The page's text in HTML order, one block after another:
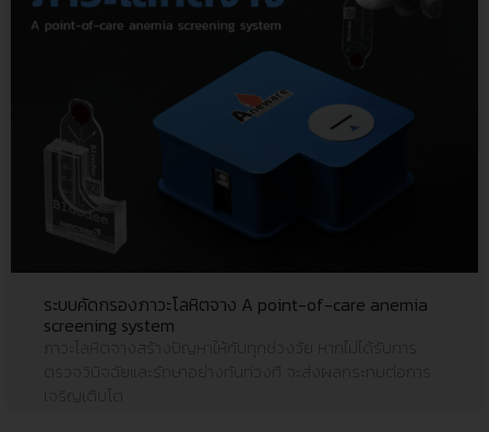
ระบบคัดกรองภาวะโลหิตจาง A point-of-care anemia
screening system
ภาวะโลหิตจางสร้างปัญหาให้กับทุกช่วงวัย หากไม่ได้รับการ
ตรวจวินิจฉัยและรักษาอย่างทันท่วงที จะส่งผลกระทบต่อการ